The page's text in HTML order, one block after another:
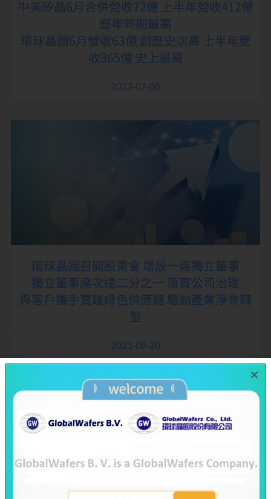
中美矽晶6月合併營收72億 上半年營收412億
歷年同期最高
環球晶圓6月營收63億 創歷史次高 上半年營
收365億 史上最高
2023-07-06
環球晶圓召開股東會 增設一席獨立董事
獨立董事席次達二分之一 落實公司治理
與客戶攜手實踐綠色供應鏈 驅動產業淨零轉
型
2023-06-20
看更多
本公司召開2023Q2英文線上法說會